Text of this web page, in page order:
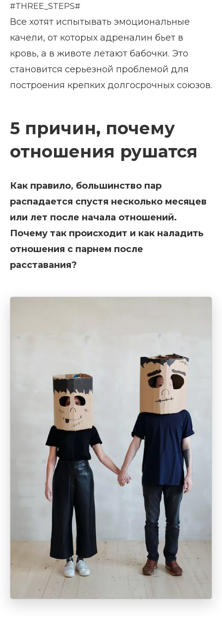
#THREE_STEPS#
Все хотят испытывать эмоциональные
качели, от которых адреналин бьет в
кровь, а в животе летают бабочки. Это
становится серьезной проблемой для
построения крепких долгосрочных союзов.
5 причин, почему
отношения рушатся
Как правило, большинство пар
распадается спустя несколько месяцев
или лет после начала отношений.
Почему так происходит и как наладить
отношения с парнем после
расставания?